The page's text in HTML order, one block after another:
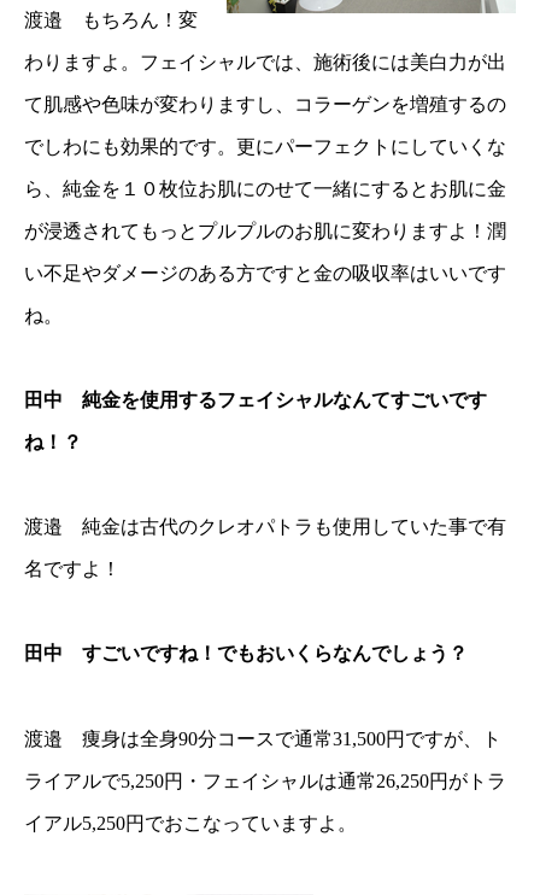
渡邉 もちろん！変
わりますよ。フェイシャルでは、施術後には美白力が出
て肌感や色味が変わりますし、コラーゲンを増殖するの
でしわにも効果的です。更にパーフェクトにしていくな
ら、純金を１０枚位お肌にのせて一緒にするとお肌に金
が浸透されてもっとプルプルのお肌に変わりますよ！潤
い不足やダメージのある方ですと金の吸収率はいいです
ね。
田中 純金を使用するフェイシャルなんてすごいです
ね！？
渡邉 純金は古代のクレオパトラも使用していた事で有
名ですよ！
田中 すごいですね！でもおいくらなんでしょう？
渡邉 痩身は全身90分コースで通常31,500円ですが、ト
ライアルで5,250円・フェイシャルは通常26,250円がトラ
イアル5,250円でおこなっていますよ。